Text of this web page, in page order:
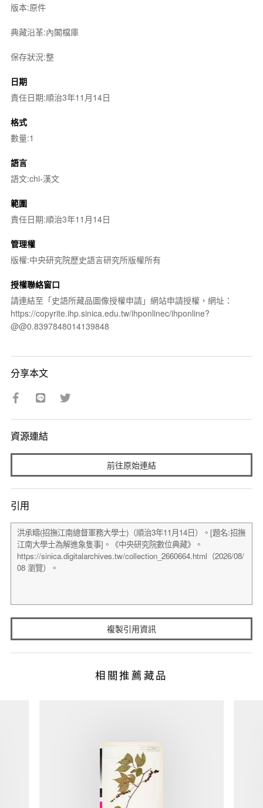
版本:原件
典藏沿革:內閣檔庫
保存狀況:整
日期
責任日期:順治3年11月14日
格式
數量:1
語言
語文:chi-漢文
範圍
責任日期:順治3年11月14日
管理權
版權:中央研究院歷史語言研究所版權所有
授權聯絡窗口
請連結至「史語所藏品圖像授權申請」網站申請授權，網址：
https://copyrite.ihp.sinica.edu.tw/ihponlinec/ihponline?
@@0.8397848014139848
分享本文
資源連結
前往原始連結
引用
複製引用資訊
相關推薦藏品